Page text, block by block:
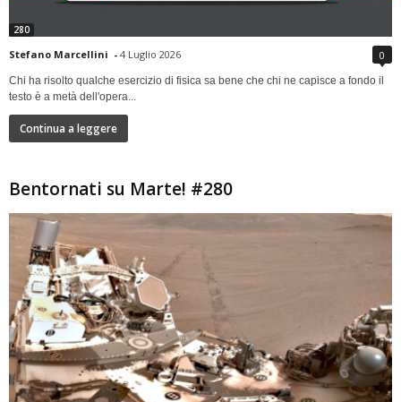
280
Stefano Marcellini - 4 Luglio 2026 0
Chi ha risolto qualche esercizio di fisica sa bene che chi ne capisce a fondo il
testo è a metà dell'opera...
Continua a leggere
Bentornati su Marte! #280